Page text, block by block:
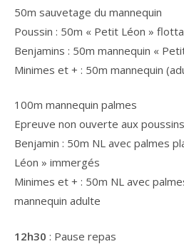
50m sauvetage du mannequin
Poussin : 50m « Petit Léon »
Benjamins : 50m mannequin «
Minimes et + : 50m mannequin
100m mannequin palmes
Epreuve non ouverte aux poussins
Benjamin : 50m NL avec palmes
Léon » immergés
Minimes et + : 50m NL avec
mannequin adulte
12h30 : Pause repas